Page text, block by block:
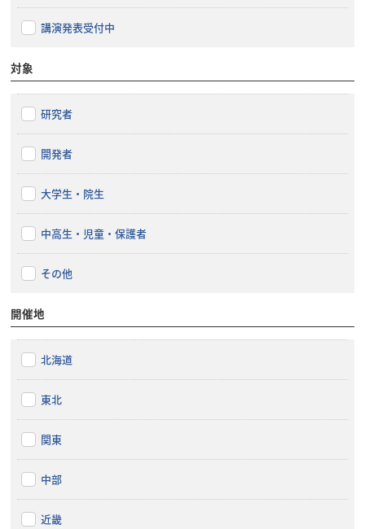
講演発表受付中
対象
研究者
開発者
大学生・院生
中高生・児童・保護者
その他
開催地
北海道
東北
関東
中部
近畿